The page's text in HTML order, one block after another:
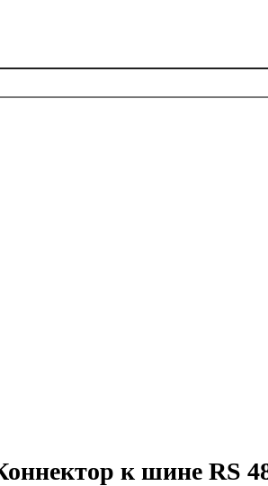
к шине RS